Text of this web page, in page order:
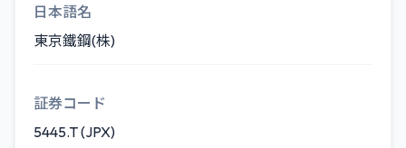
日本語名
東京鐵鋼(株)
証券コード
5445.T (JPX)